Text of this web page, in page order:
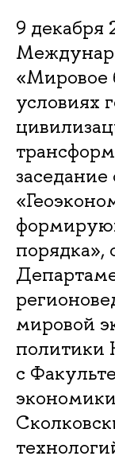
9 декабря
«Мировое
условиях
порядка»,
мировой
политики
с